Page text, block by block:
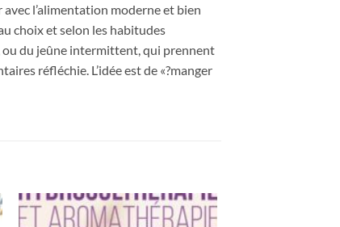
avec l’alimentation moderne et bien
choix et selon les habitudes
ou du jeûne intermittent, qui prennent
réfléchie. L’idée est de «?manger